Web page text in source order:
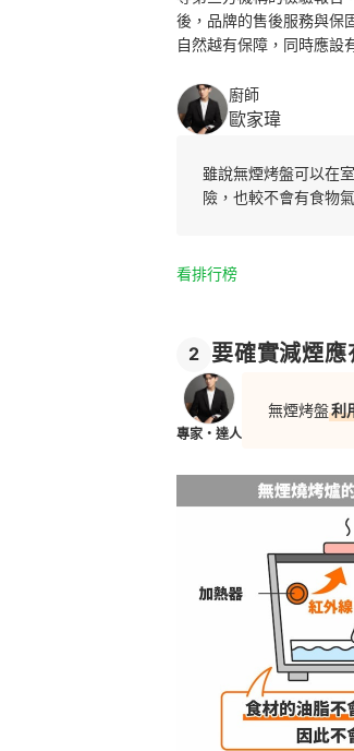
後，品牌的售後服務與保
自然越有保障，同時應設
廚師
歐家瑋
雖說無煙烤盤可以在
險，也較不會有食物
看排行榜
2 要確實減煙
專家・達人
無煙烤盤利